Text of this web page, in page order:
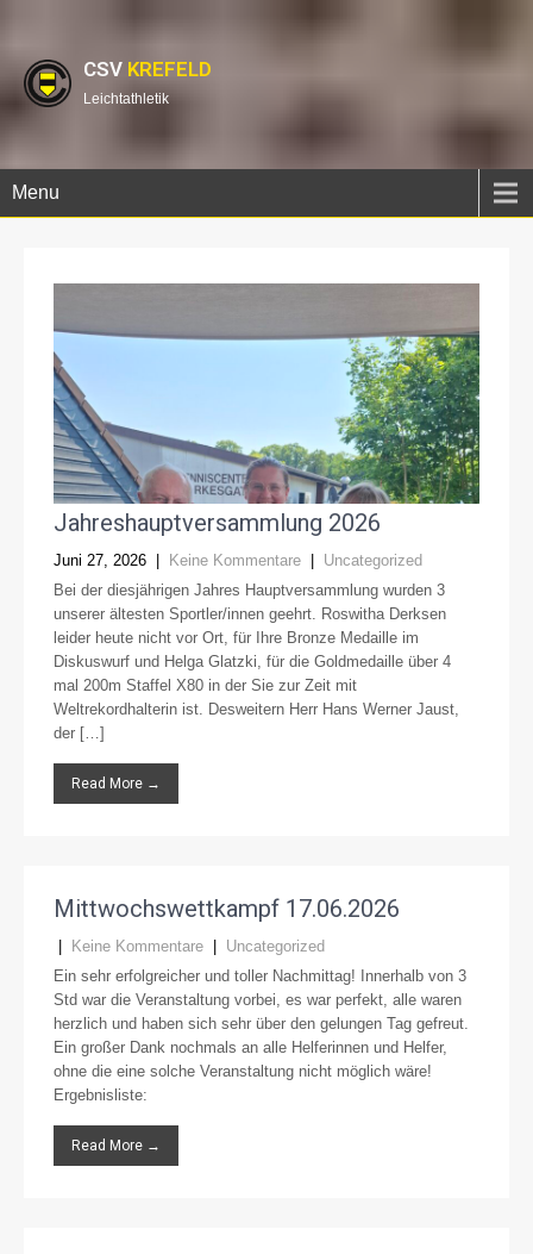
CSV KREFELD
Leichtathletik
Menu
Jahreshauptversammlung 2026
Juni 27, 2026 Keine Kommentare
Uncategorized
Bei der diesjährigen Jahres Hauptversammlung wurden 3
unserer ältesten Sportler/innen geehrt. Roswitha Derksen
leider heute nicht vor Ort, für Ihre Bronze Medaille im
Diskuswurf und Helga Glatzki, für die Goldmedaille über 4
mal 200m Staffel X80 in der Sie zur Zeit mit
Weltrekordhalterin ist. Desweitern Herr Hans Werner Jaust,
der […]
Read More →
Mittwochswettkampf 17.06.2026
Keine Kommentare
Uncategorized
Ein sehr erfolgreicher und toller Nachmittag! Innerhalb von 3
Std war die Veranstaltung vorbei, es war perfekt, alle waren
herzlich und haben sich sehr über den gelungen Tag gefreut.
Ein großer Dank nochmals an alle Helferinnen und Helfer,
ohne die eine solche Veranstaltung nicht möglich wäre!
Ergebnisliste:
Read More →